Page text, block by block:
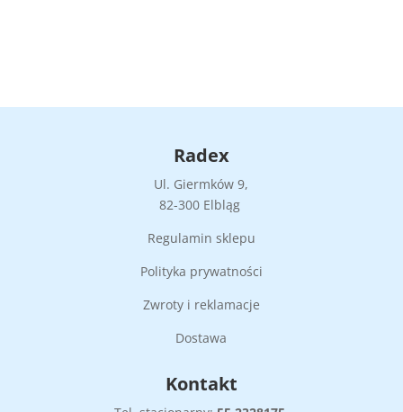
Radex
Ul. Giermków 9,
82-300 Elbląg
Regulamin sklepu
Polityka prywatności
Zwroty i reklamacje
Dostawa
Kontakt